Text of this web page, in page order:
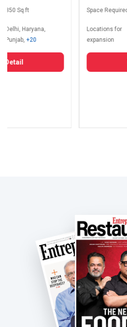
350 Sq.ft
Delhi, Haryana,
Punjab,+20
Detail
Space Required
Locations for
expansion